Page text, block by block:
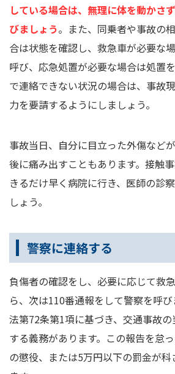
している場合は、無理に体を動かさ
びましょう。また、同乗者や事故の
合は状態を確認し、救急車が必要な
呼び、応急処置が必要な場合は処置
で連絡できない状況の場合は、事故
力を要請するようにしましょう。
事故当日、自分に目立った外傷など
後に痛み出すこともあります。接触
きるだけ早く病院に行き、医師の診
しょう。
警察に連絡する
負傷者の確認をし、必要に応じて救
ら、次は110番通報をして警察を呼
法第72条第1項に基づき、交通事故
する義務があります。この報告を怠
の懲役、または5万円以下の罰金が科